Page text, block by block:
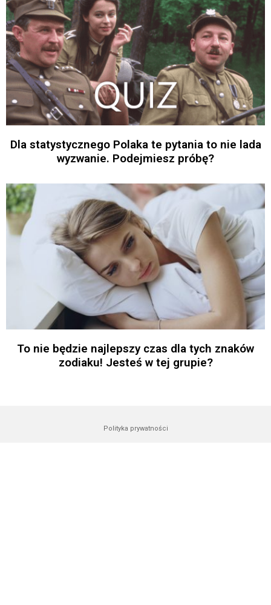
Dla statystycznego Polaka te pytania to nie lada
wyzwanie. Podejmiesz próbę?
To nie będzie najlepszy czas dla tych znaków
zodiaku! Jesteś w tej grupie?
Polityka prywatności